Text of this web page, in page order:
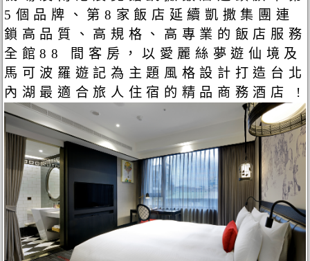
5個品牌、第8家飯店延續凱撒集團連
鎖高品質、高規格、高專業的飯店服務
全館88 間客房，以愛麗絲夢遊仙境及
馬可波羅遊記為主題風格設計打造台北
內湖最適合旅人住宿的精品商務酒店 !